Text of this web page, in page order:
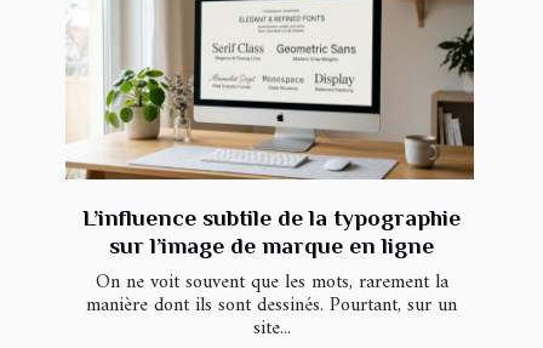
L’influence subtile de la typographie
sur l’image de marque en ligne
On ne voit souvent que les mots, rarement la
manière dont ils sont dessinés. Pourtant, sur un
site...